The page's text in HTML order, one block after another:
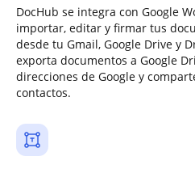
DocHub se integra con Google
importar, editar y firmar tus
desde tu Gmail, Google Drive y
exporta documentos a Google
direcciones de Google y
contactos.